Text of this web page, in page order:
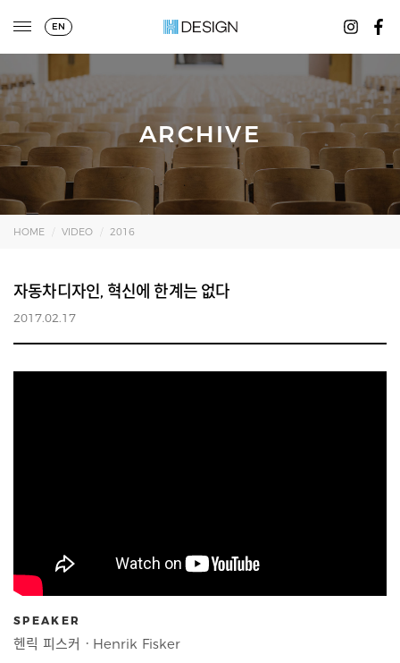
EN
ARCHIVE
HOME VIDEO 2016
자동차디자인, 혁신에 한계는 없다
2017.02.17
SPEAKER
헨릭 피스커ㆍHenrik Fisker